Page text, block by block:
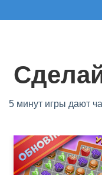
5 минут игры дают